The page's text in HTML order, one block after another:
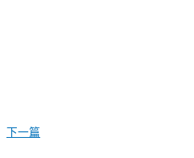
下一篇